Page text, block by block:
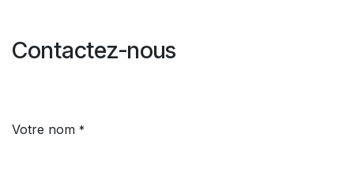
Contactez-nous
Votre nom *